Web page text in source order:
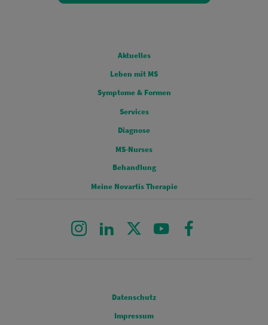
Aktuelles
Leben mit MS
Symptome & Formen
Services
Diagnose
MS-Nurses
Behandlung
Meine Novartis Therapie
InstagramLinkedIn Youtube
Datenschutz
Impressum